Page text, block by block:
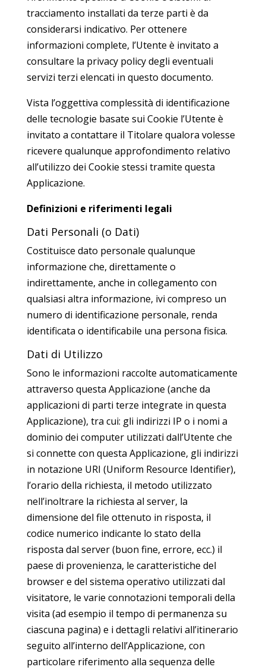
tracciamento installati da terze parti è da
considerarsi indicativo. Per ottenere
informazioni complete, l’Utente è invitato a
consultare la privacy policy degli eventuali
servizi terzi elencati in questo documento.
Vista l’oggettiva complessità di identificazione
delle tecnologie basate sui Cookie l’Utente è
invitato a contattare il Titolare qualora volesse
ricevere qualunque approfondimento relativo
all’utilizzo dei Cookie stessi tramite questa
Applicazione.
Definizioni e riferimenti legali
Dati Personali (o Dati)
Costituisce dato personale qualunque
informazione che, direttamente o
indirettamente, anche in collegamento con
qualsiasi altra informazione, ivi compreso un
numero di identificazione personale, renda
identificata o identificabile una persona fisica.
Dati di Utilizzo
Sono le informazioni raccolte automaticamente
attraverso questa Applicazione (anche da
applicazioni di parti terze integrate in questa
Applicazione), tra cui: gli indirizzi IP o i nomi a
dominio dei computer utilizzati dall’Utente che
si connette con questa Applicazione, gli indirizzi
in notazione URI (Uniform Resource Identifier),
l’orario della richiesta, il metodo utilizzato
nell’inoltrare la richiesta al server, la
dimensione del file ottenuto in risposta, il
codice numerico indicante lo stato della
risposta dal server (buon fine, errore, ecc.) il
paese di provenienza, le caratteristiche del
browser e del sistema operativo utilizzati dal
visitatore, le varie connotazioni temporali della
visita (ad esempio il tempo di permanenza su
ciascuna pagina) e i dettagli relativi all’itinerario
seguito all’interno dell’Applicazione, con
particolare riferimento alla sequenza delle